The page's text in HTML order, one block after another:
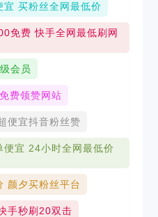
宜 买粉丝全网最低价
免费 快手全网最低刷网
会员
费领赞网站
便宜抖音粉丝赞
便宜 24小时全网最低价
颜夕买粉丝平台
手秒刷20双击